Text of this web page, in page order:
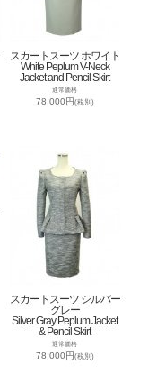
スカートスーツ ホワイト
White Peplum V-Neck
Jacket and Pencil Skirt
通常価格
78,000円(税別)
スカートスーツ シルバー
グレー
Silver Gray Peplum Jacket
& Pencil Skirt
通常価格
78,000円(税別)